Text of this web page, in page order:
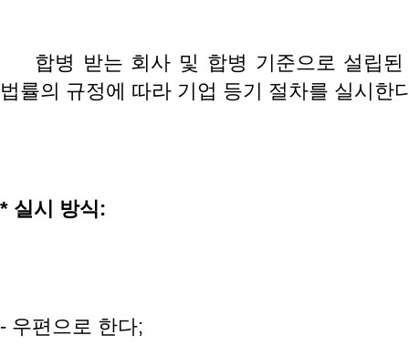
합병 받는 회사 및 합병 기준으로 설립
법률의 규정에 따라 기업 등기 절차를 실시한
* 실시 방식:
- 우편으로 한다;